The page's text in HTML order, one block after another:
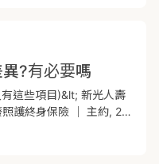
?有必要嗎
這些項目)&lt; 新光人壽
護終身保險 ｜ 主約, 20
險費附約 ｜ 附約, 20年
南山人壽福愛2小額